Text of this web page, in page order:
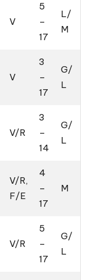
V
5
–
17
L/
M
V
3
–
17
G/
L
V/R
3
–
14
G/
L
V/R,
F/E
4
–
17
M
V/R
5
–
17
G/
L